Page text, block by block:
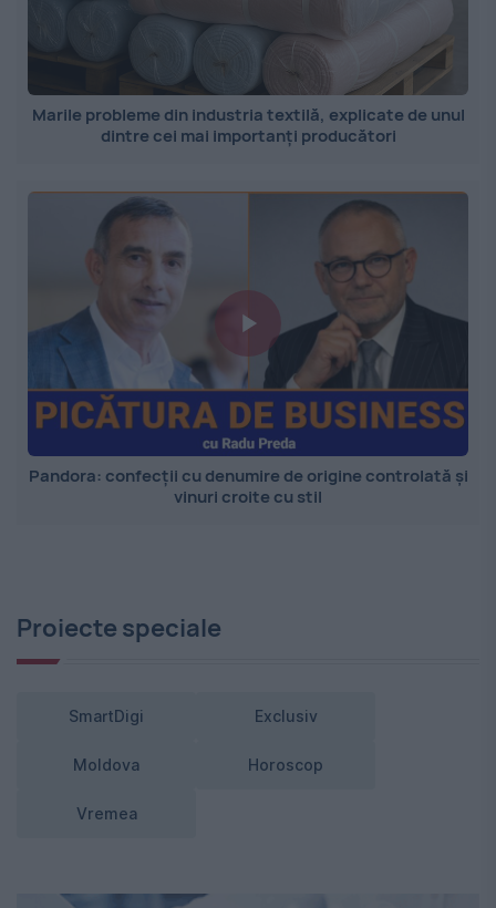
Marile probleme din industria textilă, explicate de unul
dintre cei mai importanți producători
Pandora: confecții cu denumire de origine controlată și
vinuri croite cu stil
Proiecte speciale
SmartDigi Exclusiv
Moldova Horoscop
Vremea